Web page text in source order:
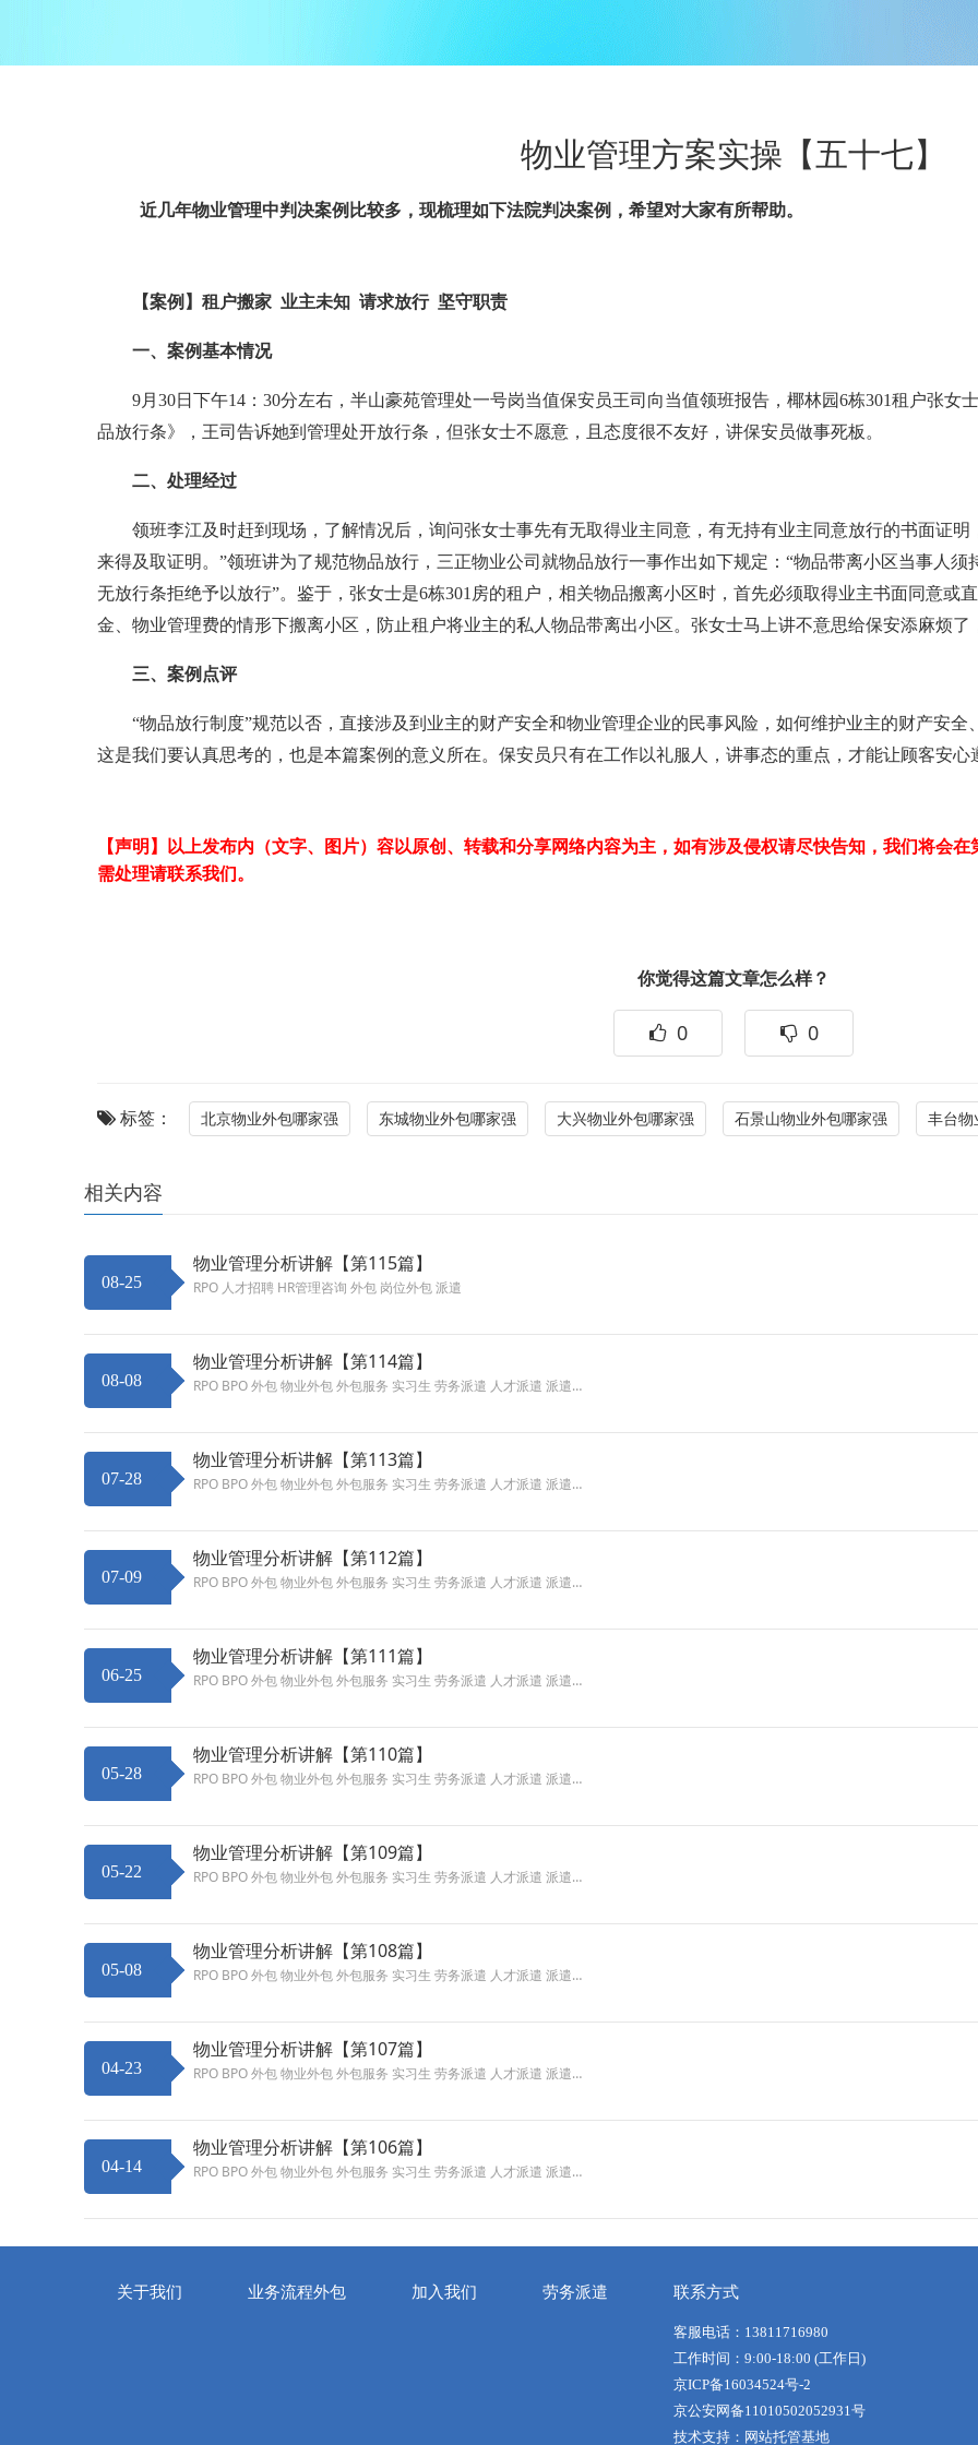
物业管理方案实操【五十七】
近几年物业管理中判决案例比较多，现梳理如下法院判决案例，希望对大家有所帮助。
【案例】租户搬家 业主未知 请求放行 坚守职责
一、案例基本情况
9月 30日下午14 ： 30分左右，半山豪苑管理处一号岗当值保安员王司向当值领班报告，椰林园6栋301租户张女
品放行条》，王司告诉她到管理处开放行条，但张女士不愿意，且态度很不友好，讲保安员做事死板。
二、处理经过
领班李江及时赶到现场，了解情况后，询问张女士事先有无取得业主同意，有无持有业主同意放行的书面证
来得及取证明。”领班讲为了规范物品放行，三正物业公司就物品放行一事作出如下规定：“物品带离小区当事人须
无放行条拒绝予以放行”。鉴于，张女士是6栋301 房的租户，相关物品搬离小区时，首先必须取得业主书面同意或
金、物业管理费的情形下搬离小区，防止租户将业主的私人物品带离出小区。张女士马上讲不意思给保安添麻烦了
三、案例点评
“物品放行制度”规范以否，直接涉及到业主的财产安全和物业管理企业的民事风险，如何维护业主的财产安全
这是我们要认真思考的，也是本篇案例的意义所在。保安员只有在工作以礼服人，讲事态的重点，才能让顾客安心
【声明】以上发布内（文字、图片）容以原创、转载和分享网络内容为主，如有涉及侵权请尽快告知，我们将会
需处理请联系我们。
你觉得这篇文章怎么样？
0 0
标签： 北京物业外包哪家强 东城物业外包哪家强 大兴物业外包哪家强 石景山物业外包哪家强 丰台物
相关内容
08-25
物业管理分析讲解【第115篇】
RPO 人才招聘 HR管理咨询 外包 岗位外包 派遣
08-08
物业管理分析讲解【第114篇】
RPO BPO 外包 物业外包 外包服务 实习生 劳务派遣 人才派遣 派遣…
07-28
物业管理分析讲解【第113篇】
RPO BPO 外包 物业外包 外包服务 实习生 劳务派遣 人才派遣 派遣…
07-09
物业管理分析讲解【第112篇】
RPO BPO 外包 物业外包 外包服务 实习生 劳务派遣 人才派遣 派遣…
06-25
物业管理分析讲解【第111篇】
RPO BPO 外包 物业外包 外包服务 实习生 劳务派遣 人才派遣 派遣…
05-28
物业管理分析讲解【第110篇】
RPO BPO 外包 物业外包 外包服务 实习生 劳务派遣 人才派遣 派遣…
05-22
物业管理分析讲解【第109篇】
RPO BPO 外包 物业外包 外包服务 实习生 劳务派遣 人才派遣 派遣…
05-08
物业管理分析讲解【第108篇】
RPO BPO 外包 物业外包 外包服务 实习生 劳务派遣 人才派遣 派遣…
04-23
物业管理分析讲解【第107篇】
RPO BPO 外包 物业外包 外包服务 实习生 劳务派遣 人才派遣 派遣…
04-14
物业管理分析讲解【第106篇】
RPO BPO 外包 物业外包 外包服务 实习生 劳务派遣 人才派遣 派遣…
关于我们 业务流程外包 加入我们 劳务派遣 联系方式
客服电话：13811716980
工作时间：9:00-18:00 (工作日)
京ICP备16034524号-2
京公安网备11010502052931号
技术支持：网站托管基地